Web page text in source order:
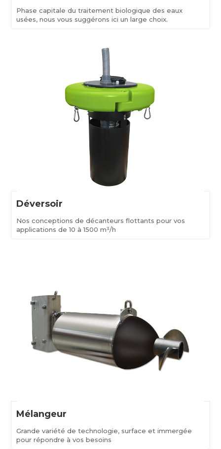
Phase capitale du traitement biologique des eaux
usées, nous vous suggérons ici un large choix.
Déversoir
Nos conceptions de décanteurs flottants pour vos
applications de 10 à 1500 m³/h
Mélangeur
Grande variété de technologie, surface et immergée
pour répondre à vos besoins